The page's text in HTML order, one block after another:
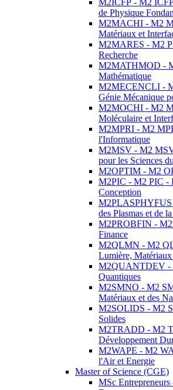
M2ICFP - M2
de Physique
M2MACHI - M2
Matériaux et
M2MARES - M2
Recherche
M2MATHMOD -
Mathématique
M2MECENCLI -
Génie Mécanique
M2MOCHI - M2
Moléculaire et
M2MPRI - M2
l'Informatique
M2MSV - M2
pour les Sciences
M2OPTIM - M2
M2PIC - M2 PIC -
Conception
M2PLASPHYFUS
des Plasmas et de
M2PROBFIN - M2
Finance
M2QLMN - M2
Lumière, Matériaux
M2QUANTDEV -
Quantiques
M2SMNO - M2
Matériaux et des
M2SOLIDS - M2
Solides
M2TRADD - M2
Développement
M2WAPE - M2
l'Air et Energie
Master of Science (CGE)
MSc